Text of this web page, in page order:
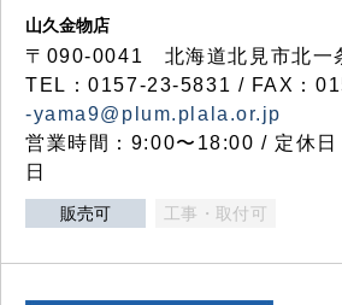
山久金物店
〒090-0041 北海道北見市北一
TEL：0157-23-5831 / FAX：
-yama9@plum.plala.or.jp
営業時間：9:00〜18:00 / 定休日
日
販売可 工事・取付可